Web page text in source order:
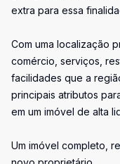
extra para essa
Com uma localização
comércio, serviços,
facilidades que a
principais atributos
em um imóvel de alta
Um imóvel completo,